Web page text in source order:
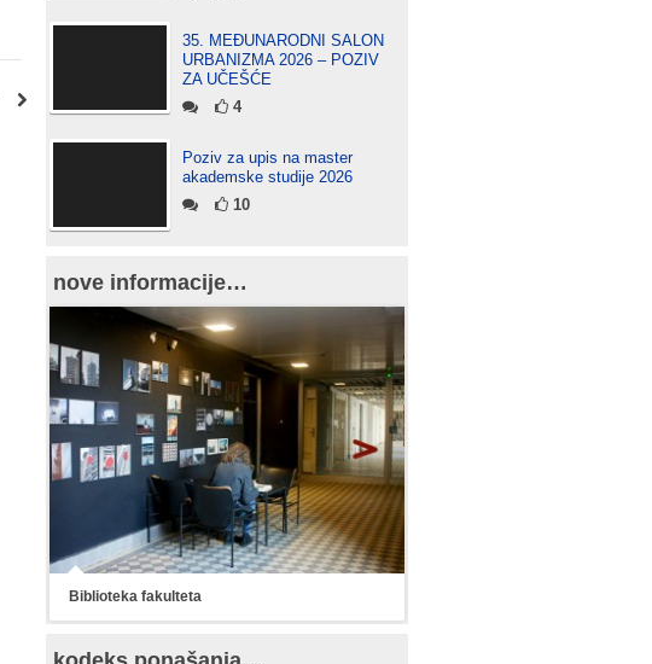
35. MEĐUNARODNI SALON
URBANIZMA 2026 – POZIV
ZA UČEŠĆE
4
Poziv za upis na master
akademske studije 2026
10
nove informacije…
Biblioteka fakulteta